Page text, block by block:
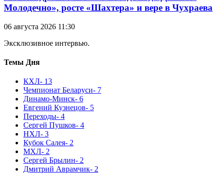
Молодечно», росте «Шахтера» и вере в Чухраева
06 августа 2026 11:30
Эксклюзивное интервью.
Темы Дня
КХЛ- 13
Чемпионат Беларуси- 7
Динамо-Минск- 6
Евгений Кузнецов- 5
Переходы- 4
Сергей Пушков- 4
НХЛ- 3
Кубок Салея- 2
МХЛ- 2
Сергей Брылин- 2
Дмитрий Аврамчик- 2